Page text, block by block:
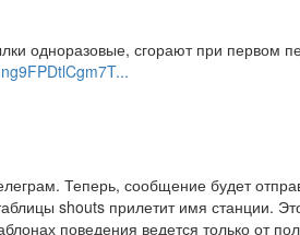
одноразовые, сгорают при первом
Теперь, сообщение будет
shouts прилетит имя станции.
поведения ведется только от